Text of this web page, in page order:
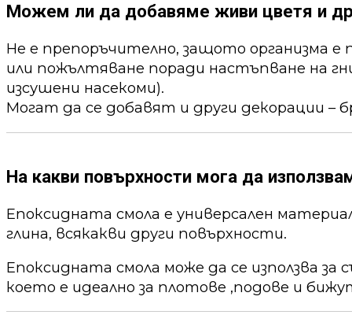
Можем ли да добавяме живи цветя и
Не е препоръчително, защото организма
или пожълтяване поради настъпване на
изсушени насекоми).
Могат да се добавят и други декорации –
На какви повърхности мога да
Епоксидната смола е универсален
глина, всякакви други повърхности.
Епоксидната смола може да се използва за
което е идеално за плотове ,подове и